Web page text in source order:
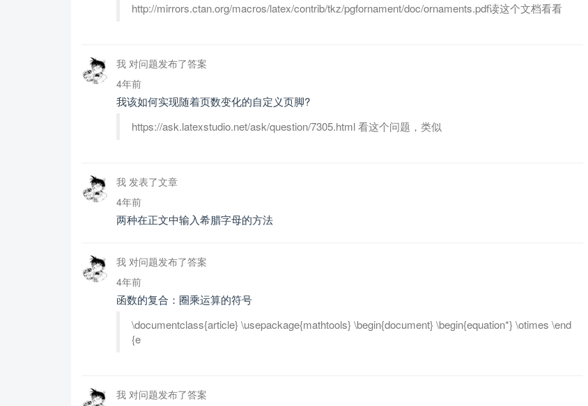
http://mirrors.ctan.org/macros/latex/contrib/tkz/pgfornament/doc/ornaments.pdf读这个文档看看
我 对问题发布了答案
4年前
我该如何实现随着页数变化的自定义页脚?
https://ask.latexstudio.net/ask/question/7305.html 看这个问题，类似
我 发表了文章
4年前
两种在正文中输入希腊字母的方法
我 对问题发布了答案
4年前
函数的复合：圈乘运算的符号
\documentclass{article} \usepackage{mathtools} \begin{document} \begin{equation*} \otimes \end
{e
我 对问题发布了答案